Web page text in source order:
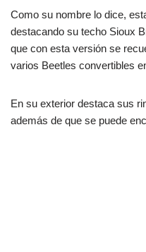
Como su nombre lo dice,
destacando su techo Sioux
que con esta versión se
varios Beetles convertibles
En su exterior destaca sus
además de que se puede